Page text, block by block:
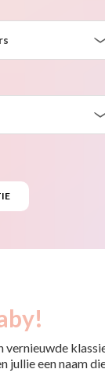
vernieuwde
jullie een naam